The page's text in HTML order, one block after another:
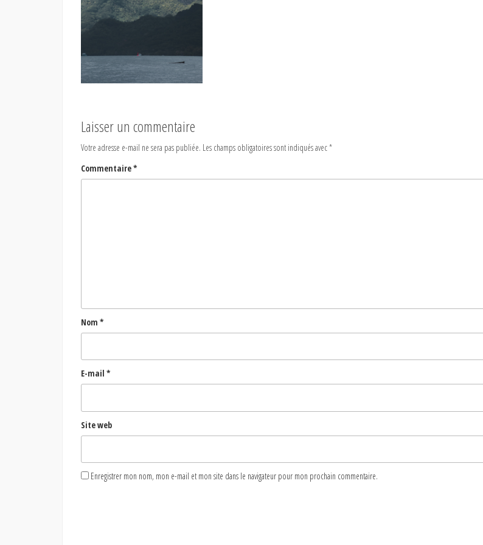
Laisser un commentaire
Votre adresse e-mail ne sera pas publiée. Les champs obligatoires sont indiqués avec*
Commentaire*
Nom *
E-mail *
Site web
Enregistrer mon nom, mon e-mail et mon site dans le navigateur pour mon prochain commentaire.